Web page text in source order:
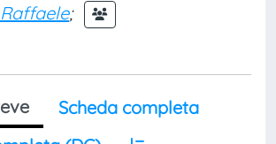
;
Scheda completa